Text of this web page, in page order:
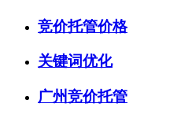
竞价托管价格
关键词优化
广州竞价托管